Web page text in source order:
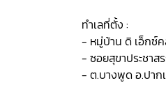
ทำเลที่ตั้ง :
- หมู่บ้าน ดิ เอ็กซ์
- ซอยสุขาประชา
- ต.บางพูด อ.ปาก